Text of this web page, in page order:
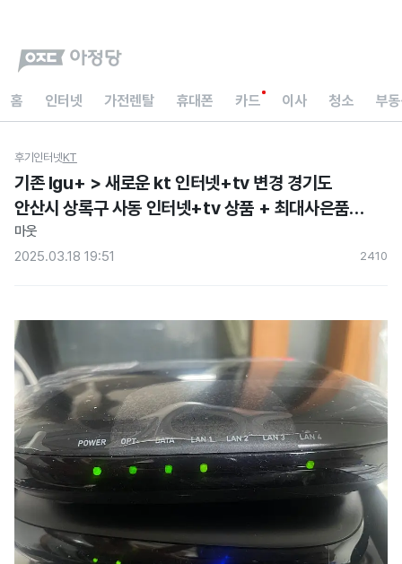
홈 인터넷 가전렌탈 휴대폰 카드 이사 청소 부
후기 인터넷KT
기존 lgu+ > 새로운 kt 인터넷+tv 변경 경기도
안산시 상록구 사동 인터넷+tv 상품 + 최대사은품!
매우만족
마웃
2025.03.18 19:51
241 0